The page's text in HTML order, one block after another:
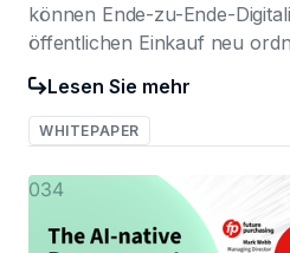
können Ende-zu-Ende-
öffentlichen Einkauf neu
Lesen Sie mehr
WHITEPAPER
034